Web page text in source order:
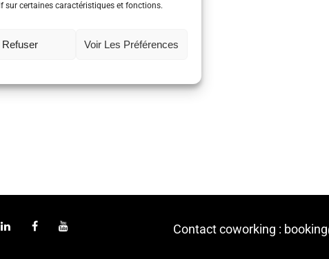
certaines caractéristiques et fonctions.
Refuser Voir Les Préférences
Contact coworking :